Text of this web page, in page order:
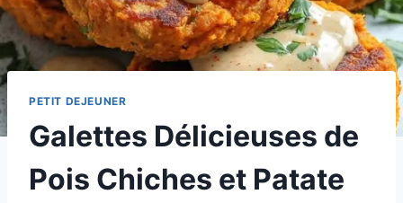
PETIT DEJEUNER
Galettes Délicieuses de
Pois Chiches et Patate